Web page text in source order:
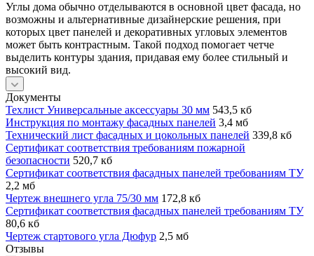
Углы дома обычно отделываются в основной цвет фасада, но
возможны и альтернативные дизайнерские решения, при
которых цвет панелей и декоративных угловых элементов
может быть контрастным. Такой подход помогает четче
выделить контуры здания, придавая ему более стильный и
высокий вид.
Документы
Техлист Универсальные аксессуары 30 мм 543,5 кб
Инструкция по монтажу фасадных панелей 3,4 мб
Технический лист фасадных и цокольных панелей 339,8 кб
Сертификат соответствия требованиям пожарной
безопасности 520,7 кб
Сертификат соответствия фасадных панелей требованиям ТУ
2,2 мб
Чертеж внешнего угла 75/30 мм 172,8 кб
Сертификат соответствия фасадных панелей требованиям ТУ
80,6 кб
Чертеж стартового угла Дюфур 2,5 мб
Отзывы